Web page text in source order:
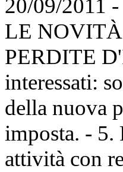
20/09/2011
LE
PERDITE
interessati:
della nuova
imposta. - 5.
attività con